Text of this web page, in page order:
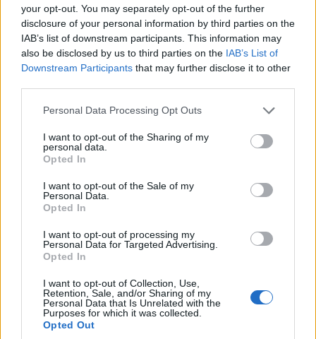
your opt-out. You may separately opt-out of the further
disclosure of your personal information by third parties on the
IAB’s list of downstream participants. This information may
also be disclosed by us to third parties on the IAB’s List of
Downstream Participants that may further disclose it to other
Please note that this website/app uses one or more Google
not limited to your visit or usage behaviour. You may click to
grant or deny consent to Google and its third-party tags to
use your data for below specified purposes in below Google
consent section.
Personal Data Processing Opt Outs
I want to opt-out of the Sharing of my
personal data.
Opted In
I want to opt-out of the Sale of my
Personal Data.
Opted In
I want to opt-out of processing my
Personal Data for Targeted Advertising.
Opted In
I want to opt-out of Collection, Use,
Retention, Sale, and/or Sharing of my
Personal Data that Is Unrelated with the
Purposes for which it was collected.
Opted Out
Ο Μητσοτάκης
συναντήθηκε με τον
έχουμε μία καινούργια
ΔΕΘ το 2030 και έναν
πολύ μεγάλο χώρο
πρασίνου στο κέντρο
της πόλης
5 Αυγούστου 2026, 4:36 μμ
ΤΟΠΙΚΉ ΕΠΙΚΑΙΡΌΤΗΤΑ
Θα απέχει από τα
καθήκοντα του ο
Ειρηναίος λόγω
αναπνευστικού
5 Αυγούστου 2026, 4:06 μμ